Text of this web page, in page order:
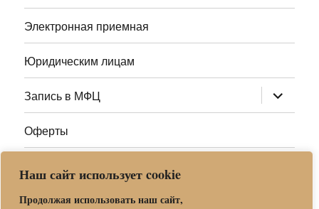
Наш сайт использует cookie
Продолжая использовать наш сайт,
Электронная приемная
Юридическим лицам
Запись в МФЦ раскрыть
дочернее
меню
Оферты
Адреса МФЦ МО